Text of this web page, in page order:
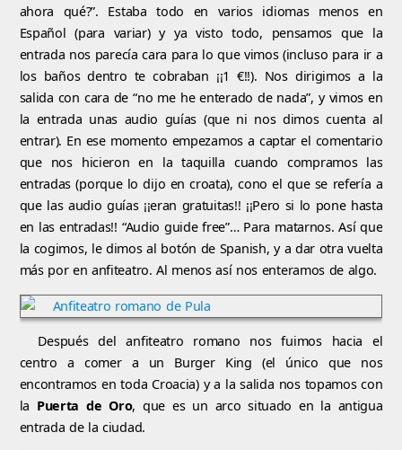
ahora qué?”. Estaba todo en varios idiomas menos en
Español (para variar) y ya visto todo, pensamos que la
entrada nos parecía cara para lo que vimos (incluso para ir a
los baños dentro te cobraban ¡¡1 €!!). Nos dirigimos a la
salida con cara de “no me he enterado de nada”, y vimos en
la entrada unas audio guías (que ni nos dimos cuenta al
entrar). En ese momento empezamos a captar el comentario
que nos hicieron en la taquilla cuando compramos las
entradas (porque lo dijo en croata), cono el que se refería a
que las audio guías ¡¡eran gratuitas!! ¡¡Pero si lo pone hasta
en las entradas!! “Audio guide free”… Para matarnos. Así que
la cogimos, le dimos al botón de Spanish, y a dar otra vuelta
más por en anfiteatro. Al menos así nos enteramos de algo.
Después del anfiteatro romano nos fuimos hacia el
centro a comer a un Burger King (el único que nos
encontramos en toda Croacia) y a la salida nos topamos con
la Puerta de Oro, que es un arco situado en la antigua
entrada de la ciudad.